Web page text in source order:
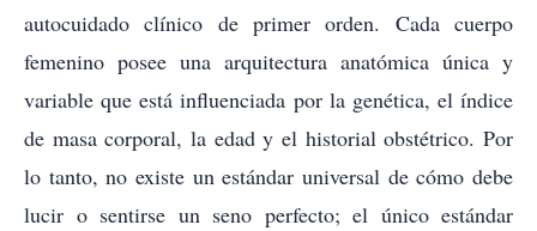
autocuidado clínico de primer orden. Cada cuerpo
femenino posee una arquitectura anatómica única y
variable que está influenciada por la genética, el índice
de masa corporal, la edad y el historial obstétrico. Por
lo tanto, no existe un estándar universal de cómo debe
lucir o sentirse un seno perfecto; el único estándar